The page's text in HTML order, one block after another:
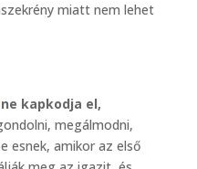
miatt nem lehet
ne kapkodja el,
megálmodni,
esnek, amikor az első